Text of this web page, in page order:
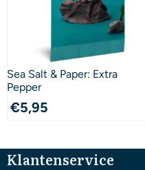
Sea Salt & Paper: Extra
Pepper
€5,95
Klantenservice